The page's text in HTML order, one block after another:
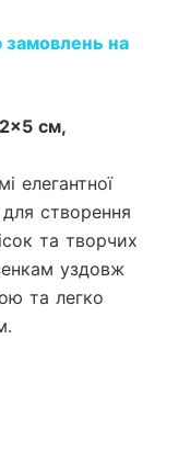
замовлень на
см,
елегантної
створення
та творчих
уздовж
та легко